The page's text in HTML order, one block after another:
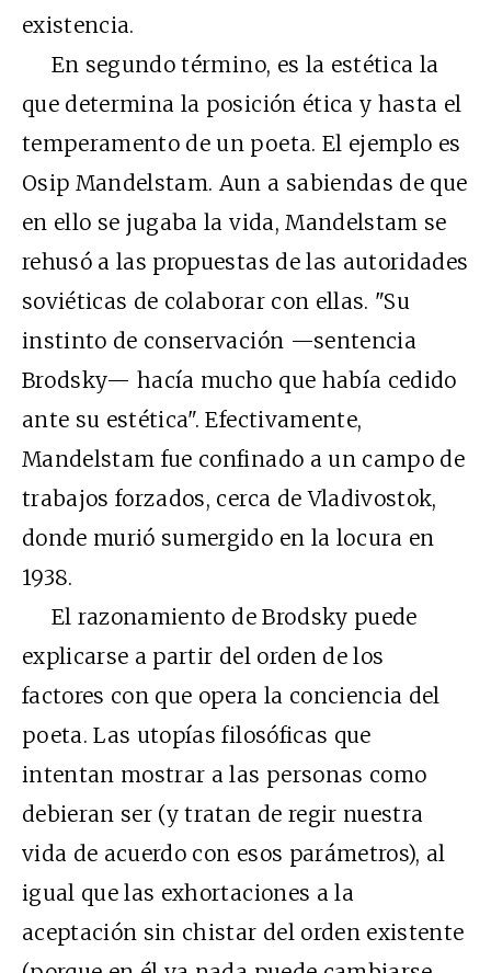
existencia.
En segundo término, es la estética la
que determina la posición ética y hasta el
temperamento de un poeta. El ejemplo es
Osip Mandelstam. Aun a sabiendas de que
en ello se jugaba la vida, Mandelstam se
rehusó a las propuestas de las autoridades
soviéticas de colaborar con ellas. "Su
instinto de conservación —sentencia
Brodsky— hacía mucho que había cedido
ante su estética". Efectivamente,
Mandelstam fue confinado a un campo de
trabajos forzados, cerca de Vladivostok,
donde murió sumergido en la locura en
1938.
El razonamiento de Brodsky puede
explicarse a partir del orden de los
factores con que opera la conciencia del
poeta. Las utopías filosóficas que
intentan mostrar a las personas como
debieran ser (y tratan de regir nuestra
vida de acuerdo con esos parámetros), al
igual que las exhortaciones a la
aceptación sin chistar del orden existente